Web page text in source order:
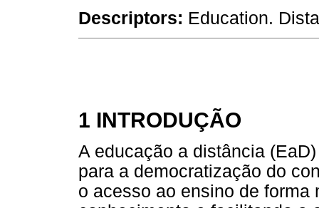
Descriptors: Education.
1 INTRODUÇÃO
A educação a distância
para a democratização do
o acesso ao ensino de